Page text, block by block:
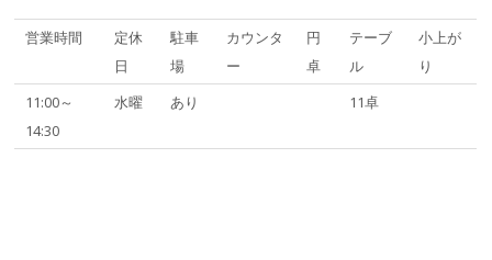
営業時間
定休
日
駐車
場
カウンタ
ー
円
卓
テーブ
ル
小上が
り
11:00～
14:30
水曜 あり 11卓